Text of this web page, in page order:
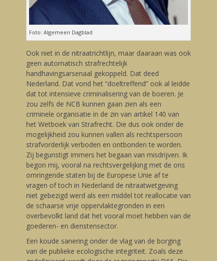
Foto: Algemeen Dagblad
Ook niet in de nitraatrichtlijn, maar daaraan was ook
geen automatisch strafrechtelijk
handhavingsarsenaal gekoppeld. Dat deed
Nederland. Dat vond het “doeltreffend” ook al leidde
dat tot intensieve criminalisering van de boeren. Je
zou zelfs de NCB kunnen gaan zien als een
criminele organisatie in de zin van artikel 140 van
het Wetboek van Strafrecht. Die dus ook onder de
mogelijkheid zou kunnen vallen als rechtspersoon
strafvorderlijk verboden en ontbonden te worden.
Zij begunstigt immers het begaan van misdrijven. Ik
begon mij, vooral na rechtsvergelijking met de ons
omringende staten bij de Europese Unie af te
vragen of toch in Nederland de nitraatwetgeving
niet gebezigd werd als een middel tot reallocatie van
de schaarse vrije oppervlaktegronden in een
overbevolkt land dat het vooral moet hebben van de
goederen- en dienstensector.
Een koude sanering onder de vlag van de borging
van de publieke ecologische integriteit. Zoals deze